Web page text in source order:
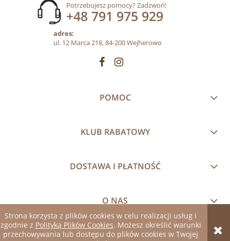
Strona korzysta z plików cookies w celu realizacji usług i
zgodnie z Polityką Plików Cookies. Możesz określić warunki
przechowywania lub dostępu do plików cookies w Twojej
Potrzebujesz pomocy? Zadzwoń!
+48 791 975 929
adres:
ul. 12 Marca 218, 84-200 Wejherowo
POMOC
KLUB RABATOWY
DOSTAWA I PŁATNOŚĆ
O NAS
pokaż pełną wersję strony